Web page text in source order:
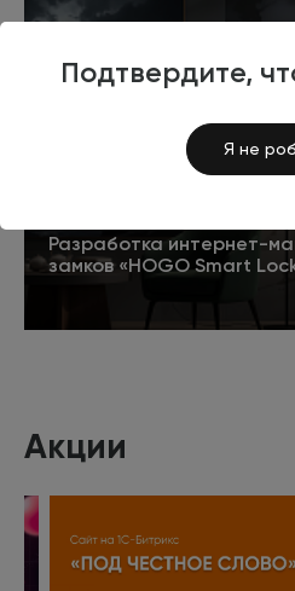
Подтвердите,
Я не
Разработка интернет-
замков «HOGO Smart
Подробнее
Акции